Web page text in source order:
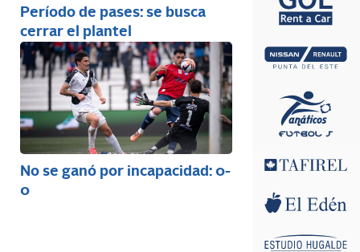
Período de pases: se busca
cerrar el plantel
No se ganó por incapacidad: 0-
0